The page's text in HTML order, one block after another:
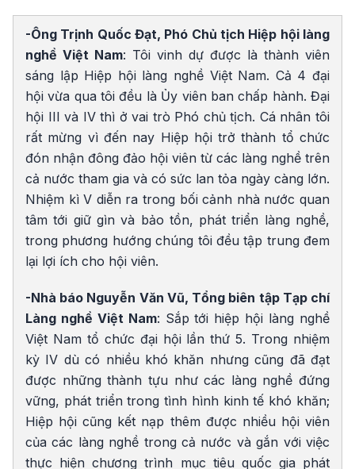
-Ông Trịnh Quốc Đạt, Phó Chủ tịch Hiệp hội làng
nghề Việt Nam: Tôi vinh dự được là thành viên
sáng lập Hiệp hội làng nghề Việt Nam. Cả 4 đại
hội vừa qua tôi đều là Ủy viên ban chấp hành. Đại
hội III và IV thì ở vai trò Phó chủ tịch. Cá nhân tôi
rất mừng vì đến nay Hiệp hội trở thành tổ chức
đón nhận đông đảo hội viên từ các làng nghề trên
cả nước tham gia và có sức lan tỏa ngày càng lớn.
Nhiệm kì V diễn ra trong bối cảnh nhà nước quan
tâm tới giữ gìn và bảo tồn, phát triển làng nghề,
trong phương hướng chúng tôi đều tập trung đem
lại lợi ích cho hội viên.
-Nhà báo Nguyễn Văn Vũ, Tổng biên tập Tạp chí
Làng nghề Việt Nam: Sắp tới hiệp hội làng nghề
Việt Nam tổ chức đại hội lần thứ 5. Trong nhiệm
kỳ IV dù có nhiều khó khăn nhưng cũng đã đạt
được những thành tựu như các làng nghề đứng
vững, phát triển trong tình hình kinh tế khó khăn;
Hiệp hội cũng kết nạp thêm được nhiều hội viên
của các làng nghề trong cả nước và gắn với việc
thực hiện chương trình mục tiêu quốc gia phát